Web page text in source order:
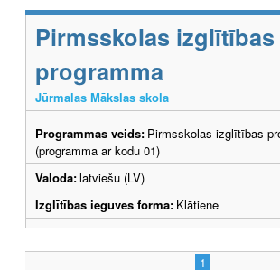
Pirmsskolas izglītības
programma
Jūrmalas Mākslas skola
Programmas veids: Pirmsskolas izglītības
(programma ar kodu 01)
Valoda:latviešu (LV)
Izglītības ieguves forma: Klātiene
1